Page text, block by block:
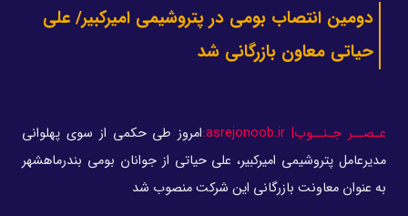
دومین انتصاب بومی در پتروشیمی امیرکبیر/ علی
حیاتی معاون بازرگانی شد
عـصــر جـنــوب| asrejonoob.ir:
امروز طی حکمی از سوی پهلوانی
مدیرعامل پتروشیمی امیرکبیر، علی حیاتی از جوانان بومی بندرماهشهر
به عنوان معاونت بازرگانی این شرکت منصوب شد